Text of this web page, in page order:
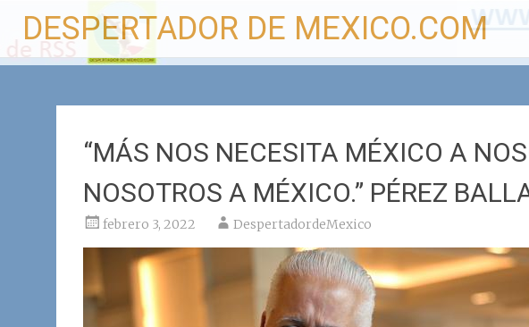
contenido
DESPERTADOR DE MEXICO.COM
“MÁS NOS NECESITA MÉXICO A
NOSOTROS A MÉXICO.” PÉREZ
febrero 3, 2022 DespertadordeMexico